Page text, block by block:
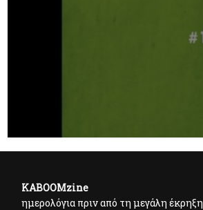
KABOOMzine
ημερολόγια πριν από τη μεγάλη έκρηξη